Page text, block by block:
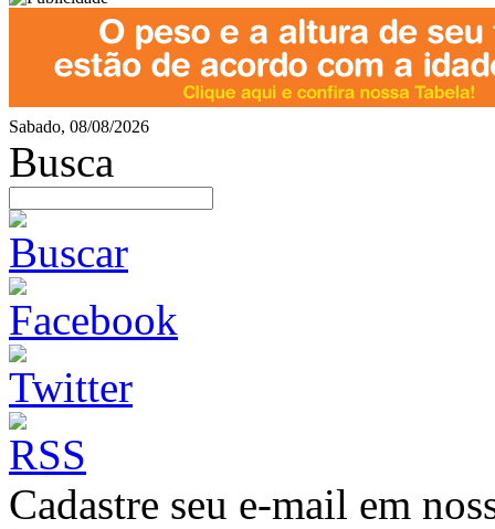
Sabado, 08/08/2026
Busca
Cadastre seu e-mail em